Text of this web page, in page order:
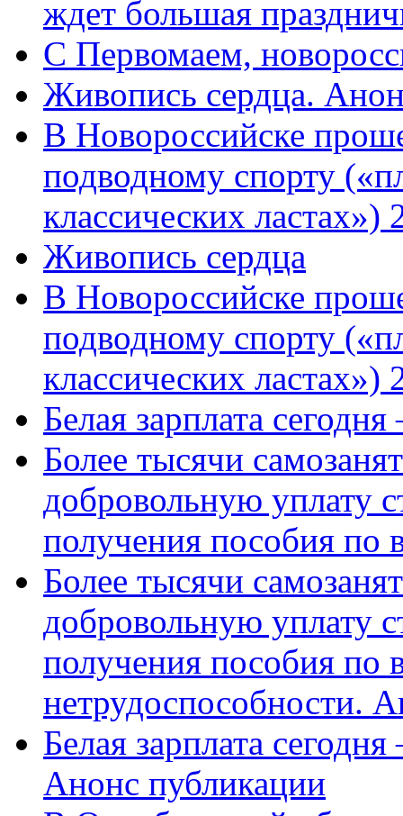
ждет большая
C Первомаем,
Живопись сердца.
В Новороссийске
подводному спорту
классических
Живопись сердца
В Новороссийске
подводному спорту
классических ластах»)
Белая зарплата
Более тысячи
добровольную уплату
получения пособия по
Более тысячи
добровольную уплату
получения пособия по
нетрудоспособности.
Белая зарплата
Анонс публикации